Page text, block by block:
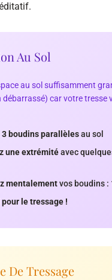
Au Sol
au sol suffisamment
débarrassé) car votre tresse
3 boudins parallèlesau sol
une extrémitéavec
mentalementvos boudins :
pour le tressage !
De Tressage